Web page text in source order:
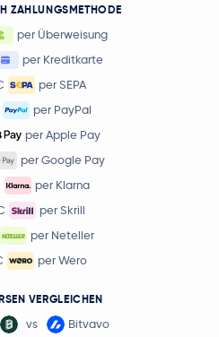
ZAHLUNGSMETHODE
per Überweisung
per Kreditkarte
per SEPA
per PayPal
per Apple Pay
per Google Pay
per Klarna
per Skrill
per Neteller
per Wero
VERGLEICHEN
vs
Bitvavo